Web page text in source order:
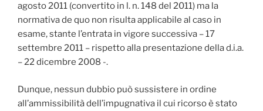
agosto 2011 (convertito in l. n. 148 del 2011) ma la
normativa de quo non risulta applicabile al caso in
esame, stante l’entrata in vigore successiva – 17
settembre 2011 – rispetto alla presentazione della d.i.a.
– 22 dicembre 2008 -.
Dunque, nessun dubbio può sussistere in ordine
all’ammissibilità dell’impugnativa il cui ricorso è stato